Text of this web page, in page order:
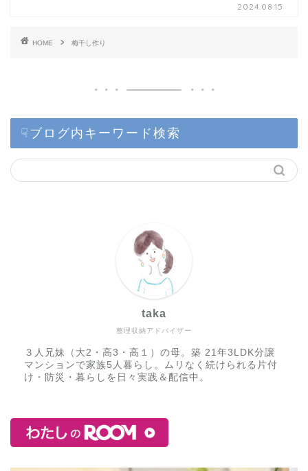
2024.08.15
HOME 梅干し作り
☟ブログ内キーワード検索
整理収納アドバイザー
taka
３人兄妹（大2・高3・高１）の母。築 21年3LDK分譲
マンションで家族5人暮らし。ムリなく続けられる片付
け・防災・暮らしを日々実践＆配信中。